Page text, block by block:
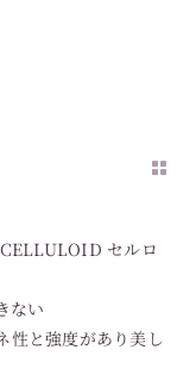
セルロ
ない
性と強度があり美し